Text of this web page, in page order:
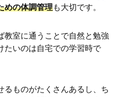
めの体調管理も大切です。
教室に通うことで自然と勉強
たいのは自宅での学習時で
るものがたくさんあるし、ち